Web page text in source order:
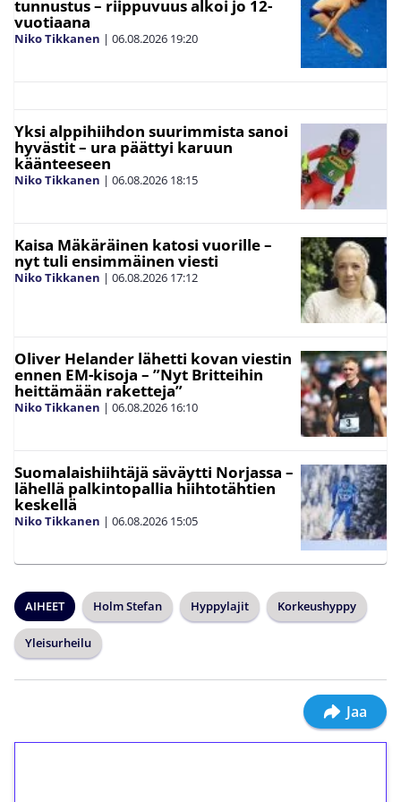
tunnustus – riippuvuus alkoi jo 12-
vuotiaana
Niko Tikkanen | 06.08.2026 19:20
Yksi alppihiihdon suurimmista sanoi
hyvästit – ura päättyi karuun
käänteeseen
Niko Tikkanen | 06.08.2026 18:15
Kaisa Mäkäräinen katosi vuorille –
nyt tuli ensimmäinen viesti
Niko Tikkanen | 06.08.2026 17:12
Oliver Helander lähetti kovan viestin
ennen EM-kisoja – ”Nyt Britteihin
heittämään raketteja”
Niko Tikkanen | 06.08.2026 16:10
Suomalaishiihtäjä säväytti Norjassa –
lähellä palkintopallia hiihtotähtien
keskellä
Niko Tikkanen | 06.08.2026 15:05
AIHEET Holm Stefan Hyppylajit Korkeushyppy
Yleisurheilu
Jaa